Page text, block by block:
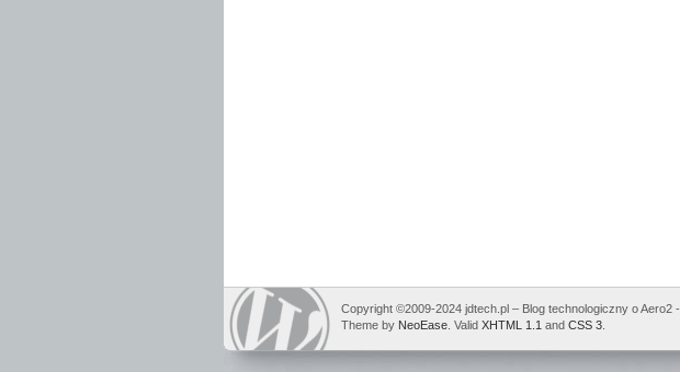
Copyright ©2009-2024 jdtech.pl – Blog technologiczny o Aero2 -
Theme by NeoEase . Valid XHTML 1.1 and CSS 3